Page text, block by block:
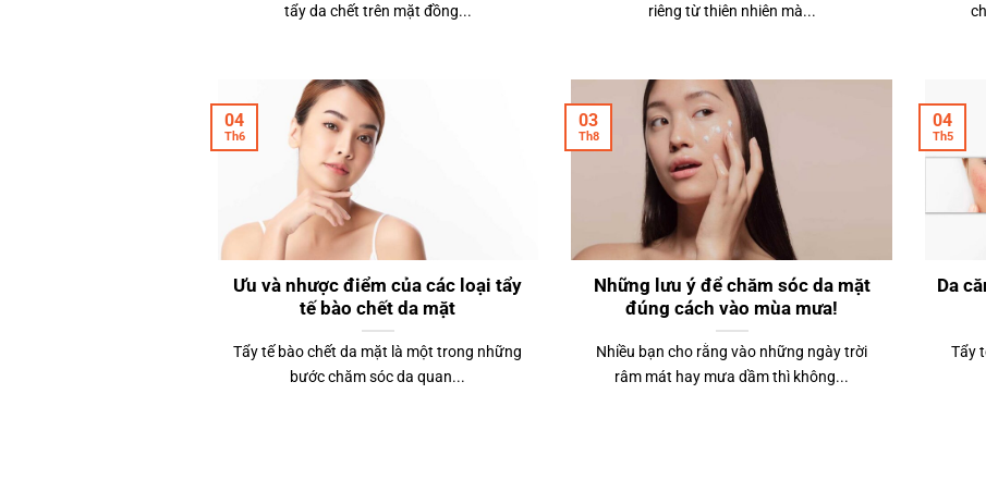
tẩy da chết trên mặt đồng...
riêng từ thiên nhiên mà...
Ưu và nhược điểm của các loại tẩy
tế bào chết da mặt
Tẩy tế bào chết da mặt là một trong những
bước chăm sóc da quan...
04
Th6
Những lưu ý để chăm sóc da mặt
đúng cách vào mùa mưa!
Nhiều bạn cho rằng vào những ngày trời
râm mát hay mưa dầm thì không...
03
Th8
Da
Tẩy
04
Th5